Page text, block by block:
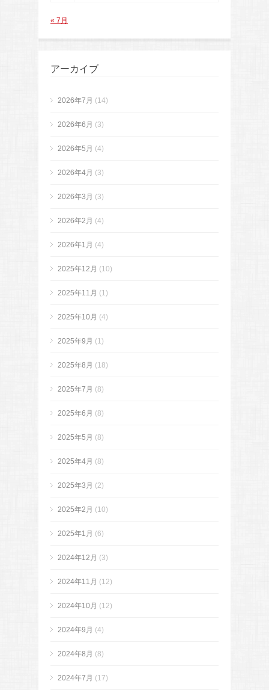
« 7月
アーカイブ
2026年7月 (14)
2026年6月 (3)
2026年5月 (4)
2026年4月 (3)
2026年3月 (3)
2026年2月 (4)
2026年1月 (4)
2025年12月 (10)
2025年11月 (1)
2025年10月 (4)
2025年9月 (1)
2025年8月 (18)
2025年7月 (8)
2025年6月 (8)
2025年5月 (8)
2025年4月 (8)
2025年3月 (2)
2025年2月 (10)
2025年1月 (6)
2024年12月 (3)
2024年11月 (12)
2024年10月 (12)
2024年9月 (4)
2024年8月 (8)
2024年7月 (17)